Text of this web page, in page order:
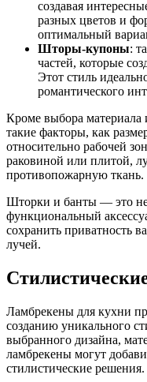
создавая
разных цветов и
оптимальный
Шторы-купоны:
частей, которые
Этот стиль
романтического
Кроме выбора материала
такие факторы, как
относительно рабочей
раковиной или плитой,
противопожарную ткань.
Шторки и банты — это не
функциональный
сохранить приватность
лучей.
Ламбрекены для кухни
созданию уникального
выбранного дизайна,
ламбрекены могут
стилистические решения.